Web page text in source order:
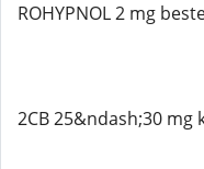
ROHYPNOL 2 mg
2CB 25&ndash;30 mg